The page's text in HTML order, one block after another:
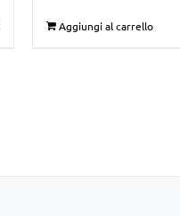
Aggiungi al carrello